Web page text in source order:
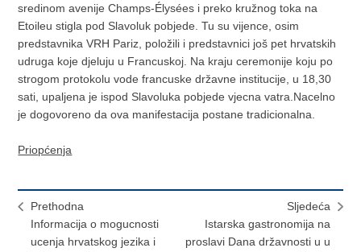
sredinom avenije Champs-Élysées i preko kružnog toka na
Etoileu stigla pod Slavoluk pobjede. Tu su vijence, osim
predstavnika VRH Pariz, položili i predstavnici još pet hrvatskih
udruga koje djeluju u Francuskoj. Na kraju ceremonije koju po
strogom protokolu vode francuske državne institucije, u 18,30
sati, upaljena je ispod Slavoluka pobjede vjecna vatra.Nacelno
je dogovoreno da ova manifestacija postane tradicionalna.
Priopćenja
Prethodna
Informacija o mogucnosti
ucenja hrvatskog jezika i
Sljedeća
Istarska gastronomija na
proslavi Dana državnosti u u